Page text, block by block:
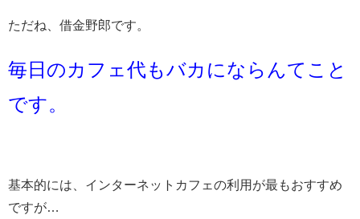
ただね、借金野郎です。
毎日のカフェ代もバカにならんてこと
です。
基本的には、インターネットカフェの利用が最もおすすめ
ですが…